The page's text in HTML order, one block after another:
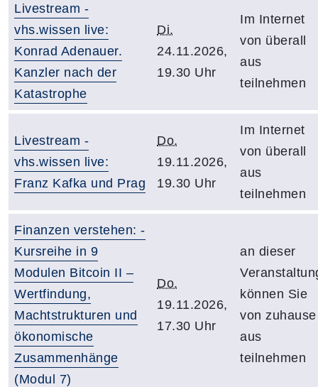
Livestream -
vhs.wissen live:
Konrad Adenauer.
Kanzler nach der
Katastrophe
Di.
24.11.2026,
19.30 Uhr
Im Internet
von überall
aus
teilnehmen
Livestream -
vhs.wissen live:
Franz Kafka und Prag
Do.
19.11.2026,
19.30 Uhr
Im Internet
von überall
aus
teilnehmen
Finanzen verstehen: -
Kursreihe in 9
Modulen Bitcoin II –
Wertfindung,
Machtstrukturen und
ökonomische
Zusammenhänge
(Modul 7)
Do.
19.11.2026,
17.30 Uhr
an dieser
können Sie
von zuhause
aus
teilnehmen